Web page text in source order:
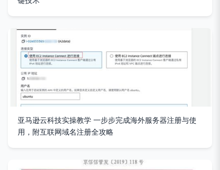
亚马逊云科技实操教学 一步步完成海外服务器注册与使
用，附互联网域名注册全攻略